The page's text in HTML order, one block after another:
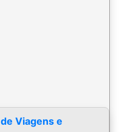
Viagens e